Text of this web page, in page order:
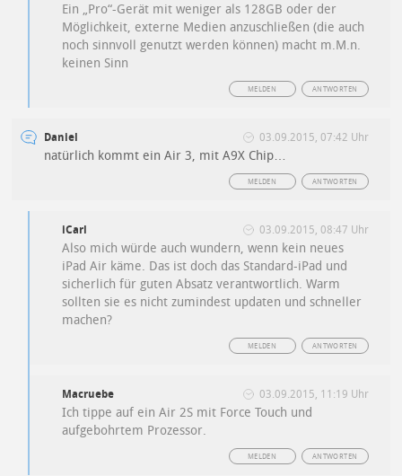
Ein „Pro“-Gerät mit weniger als 128GB oder der
Möglichkeit, externe Medien anzuschließen (die auch
noch sinnvoll genutzt werden können) macht m.M.n.
keinen Sinn
ANTWORTEN
MELDEN
Daniel 03.09.2015, 07:42 Uhr
natürlich kommt ein Air 3, mit A9X Chip…
ANTWORTEN
MELDEN
iCarl 03.09.2015, 08:47 Uhr
Also mich würde auch wundern, wenn kein neues
iPad Air käme. Das ist doch das Standard-iPad und
sicherlich für guten Absatz verantwortlich. Warm
sollten sie es nicht zumindest updaten und schneller
machen?
ANTWORTEN
MELDEN
Macruebe 03.09.2015, 11:19 Uhr
Ich tippe auf ein Air 2S mit Force Touch und
aufgebohrtem Prozessor.
ANTWORTEN
MELDEN